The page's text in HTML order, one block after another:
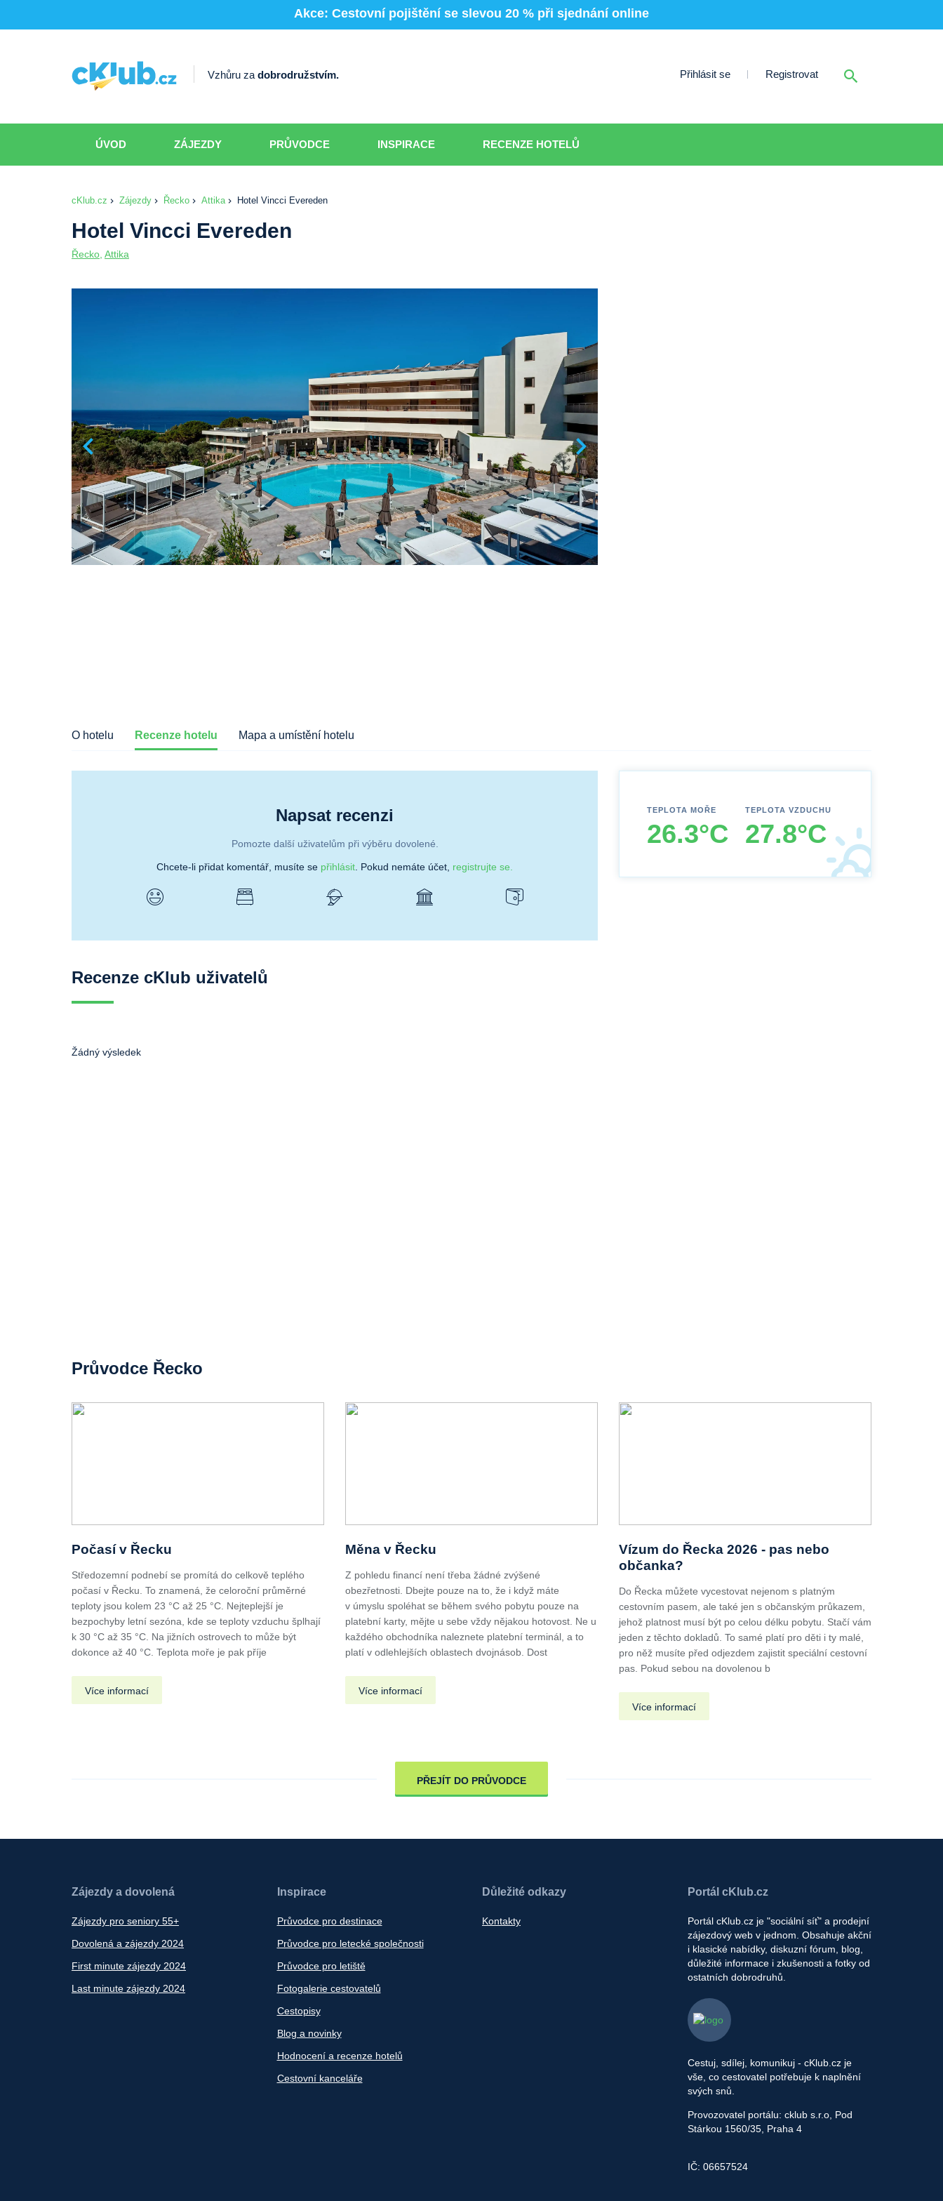
Akce: Cestovní pojištění se slevou 20 % při sjednání online
Vzhůru zadobrodružstvím. Přihlásit se Registrovat
ÚVOD ZÁJEZDY PRŮVODCE INSPIRACE RECENZE HOTELŮ
cKlub.cz Zájezdy Řecko Attika Hotel Vincci Evereden
Hotel Vincci Evereden
Řecko Attika
O hotelu Recenze hotelu Mapa a umístění hotelu
Napsat recenzi
Pomozte další uživatelům při výběru dovolené.
Chcete-li přidat komentář, musíte se přihlásit . Pokud nemáte účet, registrujte se.
Recenze cKlub uživatelů
Žádný výsledek
TEPLOTA MOŘE
26.3°C
TEPLOTA VZDUCHU
27.8°C
Průvodce Řecko
Počasí v Řecku
Středozemní podnebí se promítá do celkově teplého
počasí v Řecku. To znamená, že celoroční průměrné
teploty jsou kolem 23 °C až 25 °C. Nejteplejší je
bezpochyby letní sezóna, kde se teploty vzduchu šplhají
k 30 °C až 35 °C. Na jižních ostrovech to může být
dokonce až 40 °C. Teplota moře je pak příje
Více informací
Měna v Řecku
Z pohledu financí není třeba žádné zvýšené
obezřetnosti. Dbejte pouze na to, že i když máte
v úmyslu spoléhat se během svého pobytu pouze na
platební karty, mějte u sebe vždy nějakou hotovost. Ne u
každého obchodníka naleznete platební terminál, a to
platí v odlehlejších oblastech dvojnásob. Dost
Více informací
Vízum do Řecka 2026 - pas nebo
občanka?
Do Řecka můžete vycestovat nejenom s platným
cestovním pasem, ale také jen s občanským průkazem,
jehož platnost musí být po celou délku pobytu. Stačí vám
jeden z těchto dokladů. To samé platí pro děti i ty malé,
pro něž musíte před odjezdem zajistit speciální cestovní
pas. Pokud sebou na dovolenou b
Více informací
PŘEJÍT DO PRŮVODCE
Zájezdy a dovolená
Zájezdy pro seniory 55+
Dovolená a zájezdy 2024
First minute zájezdy 2024
Last minute zájezdy 2024
Inspirace
Průvodce pro destinace
Průvodce pro letecké společnosti
Průvodce pro letiště
Fotogalerie cestovatelů
Cestopisy
Blog a novinky
Hodnocení a recenze hotelů
Cestovní kanceláře
Důležité odkazy
Kontakty
Portál cKlub.cz
Portál cKlub.cz je "sociální síť" a prodejní
zájezdový web v jednom. Obsahuje akční
i klasické nabídky, diskuzní fórum, blog,
důležité informace i zkušenosti a fotky od
ostatních dobrodruhů.
Cestuj, sdílej, komunikuj - cKlub.cz je
vše, co cestovatel potřebuje k naplnění
svých snů.
Provozovatel portálu: cklub s.r.o, Pod
Stárkou 1560/35, Praha 4
IČ: 06657524